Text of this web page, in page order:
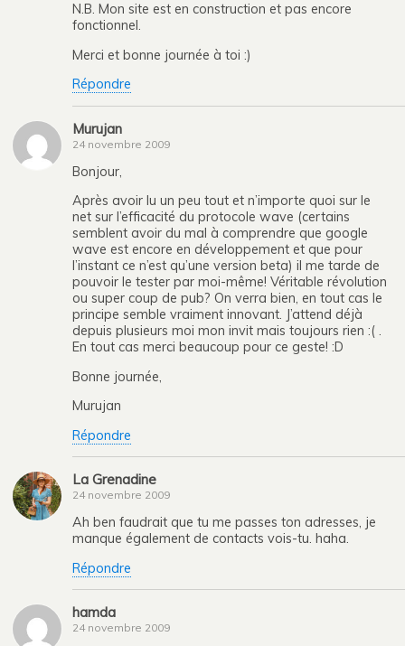
N.B. Mon site est en construction et pas encore
fonctionnel.
Merci et bonne journée à toi :)
Répondre
Murujan
24 novembre 2009
Bonjour,
Après avoir lu un peu tout et n’importe quoi sur le
net sur l’efficacité du protocole wave (certains
semblent avoir du mal à comprendre que google
wave est encore en développement et que pour
l’instant ce n’est qu’une version beta) il me tarde de
pouvoir le tester par moi-même! Véritable révolution
ou super coup de pub? On verra bien, en tout cas le
principe semble vraiment innovant. J’attend déjà
depuis plusieurs moi mon invit mais toujours rien :( .
En tout cas merci beaucoup pour ce geste! :D
Bonne journée,
Murujan
Répondre
La Grenadine
24 novembre 2009
Ah ben faudrait que tu me passes ton adresses, je
manque également de contacts vois-tu. haha.
Répondre
hamda
24 novembre 2009